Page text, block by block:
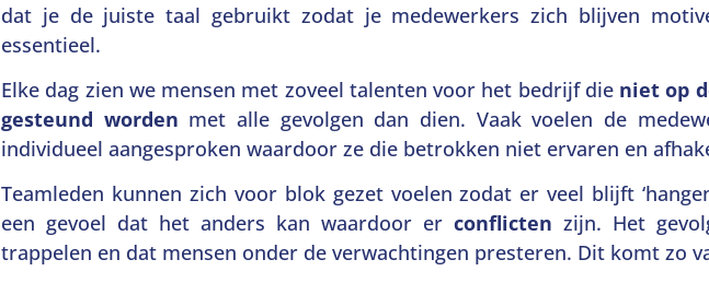
dat je de juiste taal gebruikt zodat je medewerkers zich blijven
essentieel.
Elke dag zien we mensen met zoveel talenten voor het bedrijf die niet op
gesteund worden met alle gevolgen dan dien. Vaak voelen de
individueel aangesproken waardoor ze die betrokken niet ervaren en
Teamleden kunnen zich voor blok gezet voelen zodat er veel blijft
een gevoel dat het anders kan waardoor er conflicten zijn. Het
trappelen en dat mensen onder de verwachtingen presteren. Dit komt zo